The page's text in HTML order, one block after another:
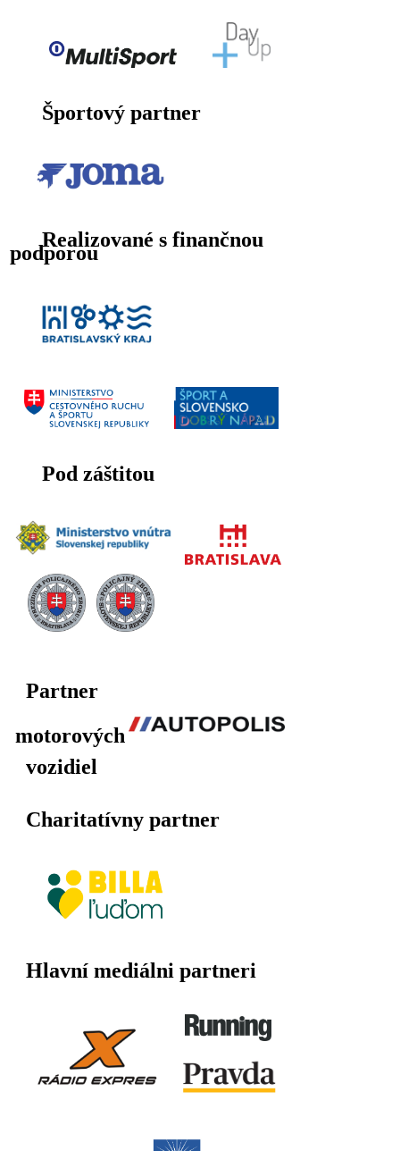
Športový partner
Realizované s finančnou
podporou
Pod záštitou
Partner
motorových
vozidiel
Charitatívny partner
Hlavní mediálni partneri